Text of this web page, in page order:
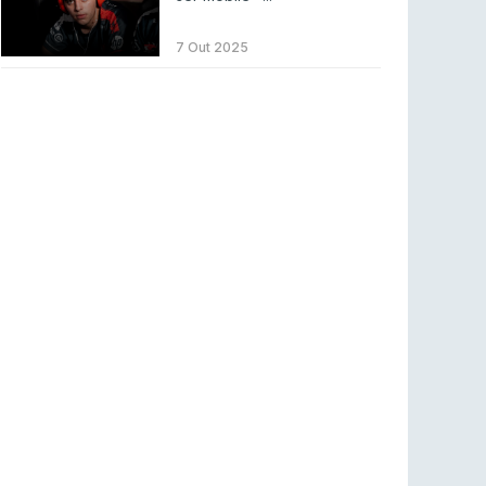
Betclic renova parceria com a RTP Arena para
a época 2026/27
7 Out 2025